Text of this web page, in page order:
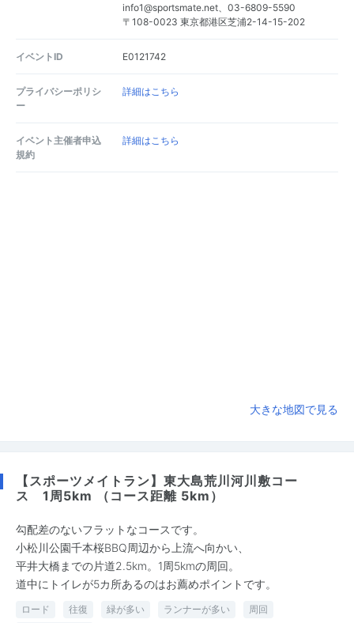
info1@sportsmate.net、03-6809-5590
〒108-0023 東京都港区芝浦2-14-15-202
イベントID E0121742
プライバシーポリシ
ー
詳細はこちら
イベント主催者申込
規約
詳細はこちら
大きな地図で見る
【スポーツメイトラン】東大島荒川河川敷コー
ス 1周5km （コース距離 5km）
勾配差のないフラットなコースです。
小松川公園千本桜BBQ周辺から上流へ向かい、
平井大橋までの片道2.5km。1周5kmの周回。
道中にトイレが5カ所あるのはお薦めポイントです。
ロード 往復 緑が多い ランナーが多い
周回